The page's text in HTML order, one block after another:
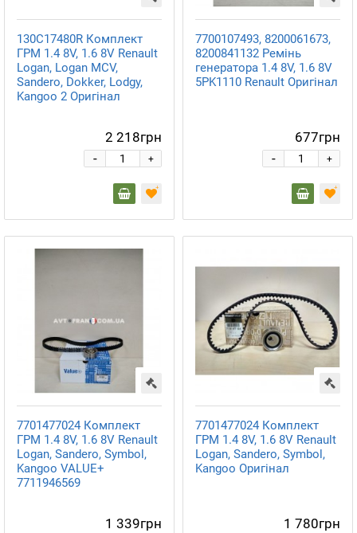
130C17480R Комплект
ГРМ 1.4 8V, 1.6 8V Renault
Logan, Logan MCV,
Sandero, Dokker, Lodgy,
Kangoo 2 Оригінал
2 218грн
+
-
7700107493, 8200061673,
8200841132 Ремінь
генератора 1.4 8V, 1.6 8V
5PK1110 Renault Оригінал
677грн
+
-
7701477024 Комплект
ГРМ 1.4 8V, 1.6 8V Renault
Logan, Sandero, Symbol,
Kangoo VALUE+
7711946569
1 339грн
7701477024 Комплект
ГРМ 1.4 8V, 1.6 8V Renault
Logan, Sandero, Symbol,
Kangoo Оригінал
1 780грн